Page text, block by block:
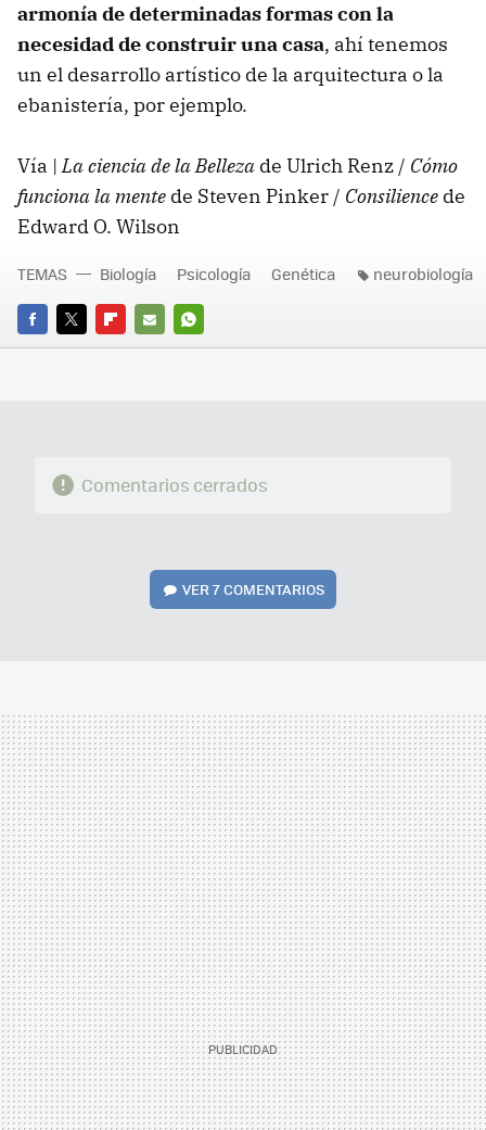
armonía de determinadas formas con la
necesidad de construir una casa, ahí tenemos
un el desarrollo artístico de la arquitectura o la
ebanistería, por ejemplo.
Vía |La ciencia de la Belleza de Ulrich Renz / Cómo
funciona la mente de Steven Pinker / Consilience de
Edward O. Wilson
FACEBOOK
TWITTERFLIPBOARD
E-
WHATSAPP
TEMAS Biología Psicología Genética neurobiología
Comentarios cerrados
VER7 COMENTARIOS